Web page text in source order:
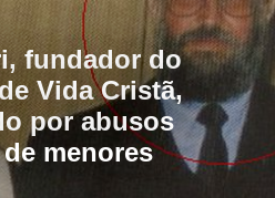
fundador do
Vida Cristã,
por abusos
menores